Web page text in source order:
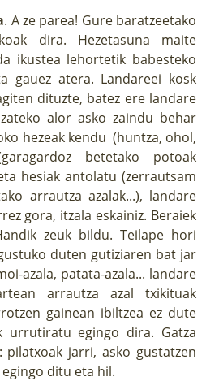
. A ze parea! Gure baratzeetako
dira. Hezetasuna maite
ikustea lehortetik babesteko
gauez atera. Landareei kosk
dituzte, batez ere landare
alor asko zaindu behar
hezeak kendu (huntza, ohol,
betetako potoak
hesiak antolatu (zerrautsam
arrautza azalak...), landare
gora, itzala eskainiz. Beraiek
zeuk bildu. Teilape hori
duten gutiziaren bat jar
azala, patata-azala... landare
arrautza azal txikituak
gainean ibiltzea ez dute
urrutiratu egingo dira. Gatza
jarri, asko gustatzen
ditu eta hil.